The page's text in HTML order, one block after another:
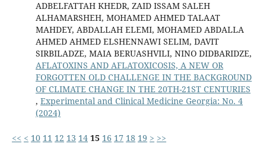
ADBELFATTAH KHEDR, ZAID ISSAM SALEH
ALHAMARSHEH, MOHAMED AHMED TALAAT
MAHDEY, ABDALLAH ELEMI, MOHAMED ABDALLA
AHMED AHMED ELSHENNAWI SELIM, DAVIT
SIRBILADZE, MAIA BERUASHVILI, NINO DIDBARIDZE,
AFLATOXINS AND AFLATOXICOSIS, A NEW OR
FORGOTTEN OLD CHALLENGE IN THE BACKGROUND
OF CLIMATE CHANGE IN THE 20TH-21ST CENTURIES
, Experimental and Clinical Medicine Georgia: No. 4
(2024)
<< < 10 11 12 13 14 15 16 17 18 19 > >>